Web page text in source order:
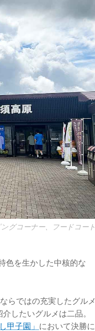
グコーナー、フードコート
色を生かした中核的な
らではの充実したグルメ
したいグルメは二品。
甲子園」 において決勝に